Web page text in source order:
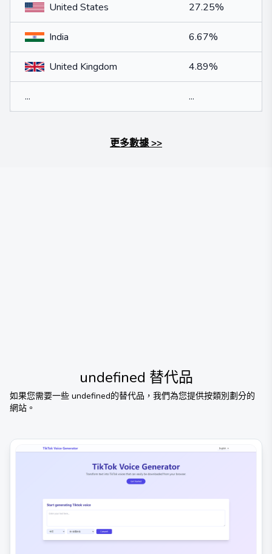
United States 27.25%
India 6.67%
United Kingdom 4.89%
... ...
更多數據>>
undefined 替代品
如果您需要一些 undefined的替代品，我們為您提供按類別劃分的
網站。